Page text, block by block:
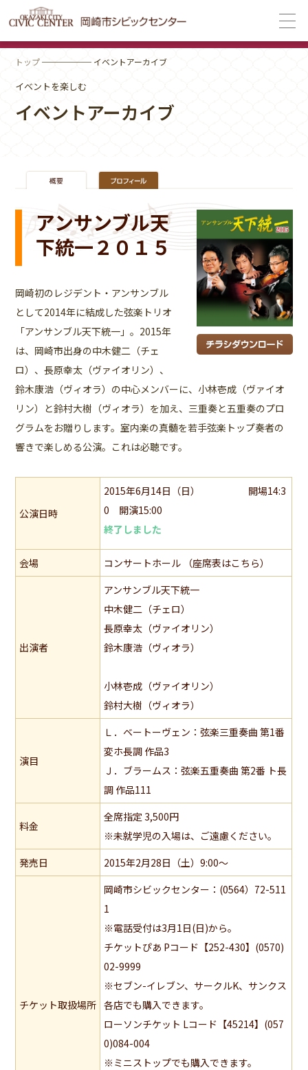
トップ────── イベントアーカイブ
イベントを楽しむ
イベントアーカイブ
アンサンブル天
下統一２０１５
岡崎初のレジデント・アンサンブル
として2014年に結成した弦楽トリオ
「アンサンブル天下統一」。2015年
は、岡崎市出身の中木健二（チェ
ロ）、長原幸太（ヴァイオリン）、
鈴木康浩（ヴィオラ）の中心メンバーに、小林壱成（ヴァイオ
リン）と鈴村大樹（ヴィオラ）を加え、三重奏と五重奏のプロ
グラムをお贈りします。室内楽の真髄を若手弦楽トップ奏者の
響きで楽しめる公演。これは必聴です。
公演日時
2015年6月14日（日） 開場14:3
0 開演15:00
終了しました
会場 コンサートホール （座席表はこちら）
出演者
アンサンブル天下統一
中木健二（チェロ）
長原幸太（ヴァイオリン）
鈴木康浩（ヴィオラ）
小林壱成（ヴァイオリン）
鈴村大樹（ヴィオラ）
演目
Ｌ．ベートーヴェン：弦楽三重奏曲 第1番
変ホ長調 作品3
Ｊ．ブラームス：弦楽五重奏曲 第2番 ト長
調 作品111
料金
全席指定 3,500円
※未就学児の入場は、ご遠慮ください。
発売日
2015年2月28日（土）9:00～
チケット取扱場所
岡崎市シビックセンター：(0564）72-511
1
※電話受付は3月1日(日)から。
チケットぴあ Pコード【252-430】(0570)
02-9999
※セブン-イレブン、サークルK、サンクス
各店でも購入できます。
ローソンチケット Lコード【45214】(057
0)084-004
※ミニストップでも購入できます。